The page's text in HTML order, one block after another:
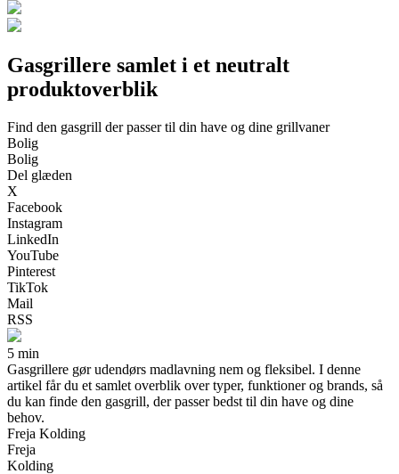
Gasgrillere samlet i et neutralt
produktoverblik
Find den gasgrill der passer til din have og dine grillvaner
Bolig
Bolig
Del glæden
X
Facebook
Instagram
LinkedIn
YouTube
Pinterest
TikTok
Mail
RSS
5 min
Gasgrillere gør udendørs madlavning nem og fleksibel. I denne
artikel får du et samlet overblik over typer, funktioner og brands, så
du kan finde den gasgrill, der passer bedst til din have og dine
behov.
Freja Kolding
Freja
Kolding